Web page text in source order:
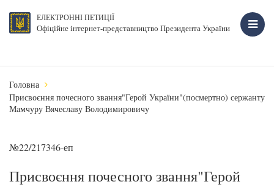
ЕЛЕКТРОННІ ПЕТИЦІЇ
Офіційне інтернет-представництво Президента України
Головна
Присвоєння почесного звання"Герой України"(посмертно) сержанту
Мамчуру Вячеславу Володимировичу
№22/217346-еп
Присвоєння почесного звання"Герой